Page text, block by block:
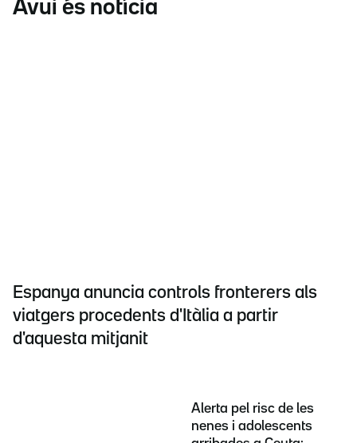
Avui és notícia
Espanya anuncia controls fronterers als
viatgers procedents d'Itàlia a partir
d'aquesta mitjanit
Alerta pel risc de les
nenes i adolescents